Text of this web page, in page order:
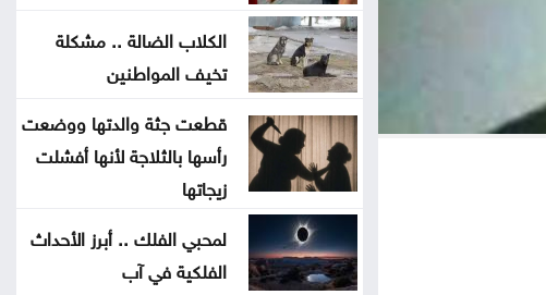
خلّف قتلى وجرحى .. هجوم حوثي
بالمسيّرات على مأرب
العثور على جثة شخص داخل حفرة في
الكورة
الاحتلال يقصف بلدة ميس الجبل
جنوبي لبنان
الكلاب الضالة .. مشكلة
تخيف المواطنين
قطعت جثة والدتها ووضعت
رأسها بالثلاجة لأنها أفشلت
زيجاتها
لمحبي الفلك .. أبرز الأحداث
الفلكية في آب